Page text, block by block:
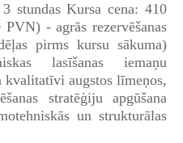
stundas Kursa cena: 410
- agrās rezervēšanas
pirms kursu sākuma)
lasīšanas iemaņu
kvalitatīvi augstos līmeņos,
stratēģiju apgūšana
un strukturālas